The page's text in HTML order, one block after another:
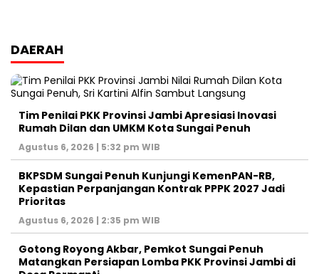
DAERAH
Tim Penilai PKK Provinsi Jambi Apresiasi Inovasi
Rumah Dilan dan UMKM Kota Sungai Penuh
Agustus 6, 2026 | 5:32 pm WIB
BKPSDM Sungai Penuh Kunjungi KemenPAN-RB,
Kepastian Perpanjangan Kontrak PPPK 2027 Jadi
Prioritas
Agustus 6, 2026 | 2:35 pm WIB
Gotong Royong Akbar, Pemkot Sungai Penuh
Matangkan Persiapan Lomba PKK Provinsi Jambi di